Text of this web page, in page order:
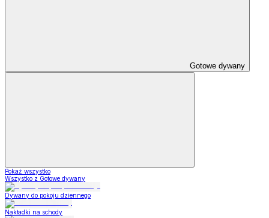
Gotowe dywany
Pokaż wszystko
Wszystko z Gotowe dywany
Dywany do pokoju dziennego
Nakładki na schody